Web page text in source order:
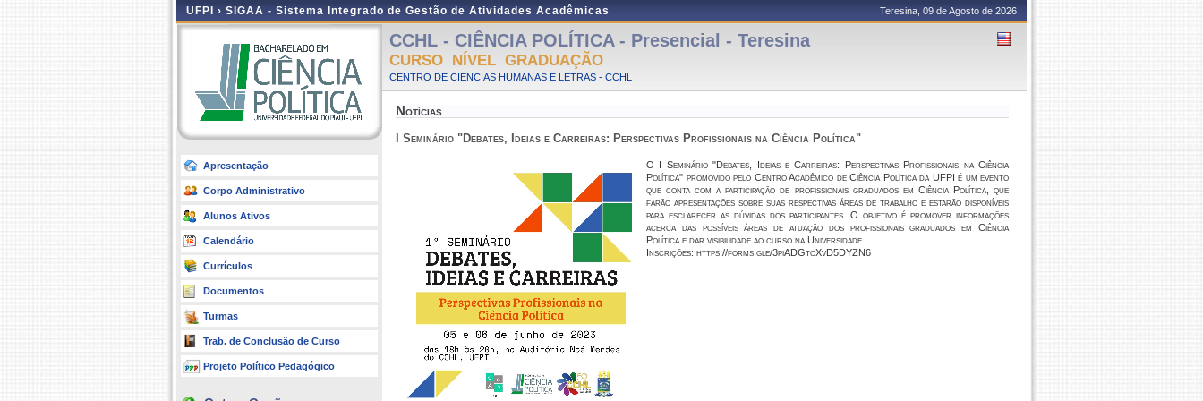
UFPI › SIGAA - Sistema Integrado de Gestão de Atividades Acadêmicas Teresina, 09 de Agosto de 2026
Apresentação
Corpo Administrativo
Alunos Ativos
Calendário
Currículos
Documentos
Turmas
Trab. de Conclusão de Curso
Projeto Político Pedagógico
CCHL - CIÊNCIA POLÍTICA - Presencial - Teresina
CURSO NÍVEL GRADUAÇÃO
CENTRO DE CIENCIAS HUMANAS E LETRAS - CCHL
Notícias
I Seminário "Debates, Ideias e Carreiras: Perspectivas Profissionais na Ciência Política"
O I Seminário "Debates, Ideias e Carreiras: Perspectivas Profissionais na Ciência
Política" promovido pelo Centro Acadêmico de Ciência Política da UFPI é um evento
que conta com a participação de profissionais graduados em Ciência Política, que
farão apresentações sobre suas respectivas áreas de trabalho e estarão disponíveis
para esclarecer as dúvidas dos participantes. O objetivo é promover informações
acerca das possíveis áreas de atuação dos profissionais graduados em Ciência
Política e dar visibilidade ao curso na Universidade.
Inscrições: https://forms.gle/3piADGtoXvD5DYZN6